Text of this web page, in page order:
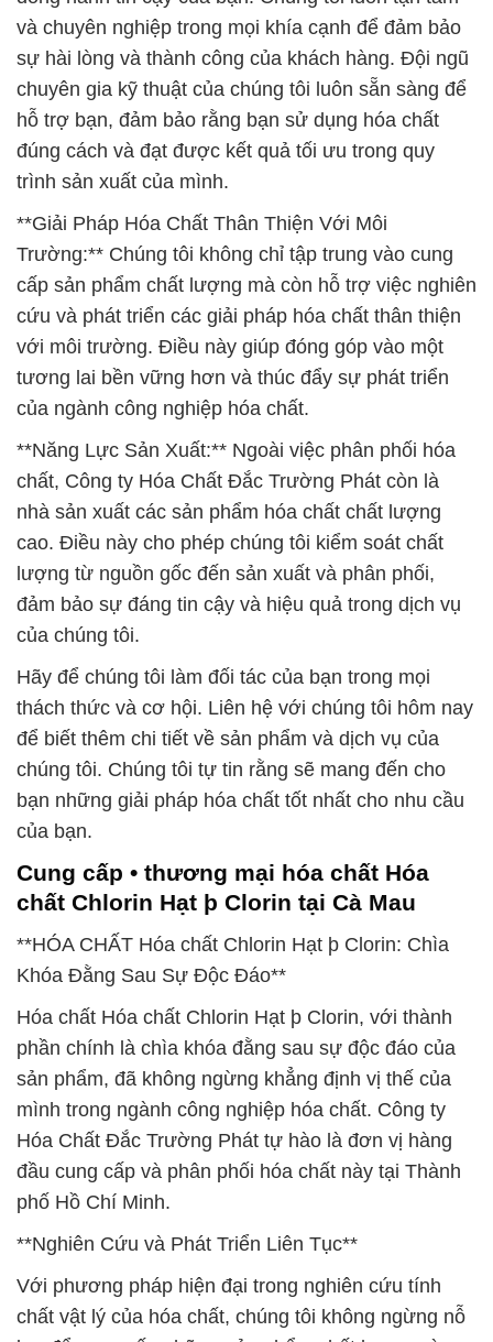
và chuyên nghiệp trong mọi khía cạnh để đảm bảo
sự hài lòng và thành công của khách hàng. Đội ngũ
chuyên gia kỹ thuật của chúng tôi luôn sẵn sàng để
hỗ trợ bạn, đảm bảo rằng bạn sử dụng hóa chất
đúng cách và đạt được kết quả tối ưu trong quy
trình sản xuất của mình.
**Giải Pháp Hóa Chất Thân Thiện Với Môi
Trường:** Chúng tôi không chỉ tập trung vào cung
cấp sản phẩm chất lượng mà còn hỗ trợ việc nghiên
cứu và phát triển các giải pháp hóa chất thân thiện
với môi trường. Điều này giúp đóng góp vào một
tương lai bền vững hơn và thúc đẩy sự phát triển
của ngành công nghiệp hóa chất.
**Năng Lực Sản Xuất:** Ngoài việc phân phối hóa
chất, Công ty Hóa Chất Đắc Trường Phát còn là
nhà sản xuất các sản phẩm hóa chất chất lượng
cao. Điều này cho phép chúng tôi kiểm soát chất
lượng từ nguồn gốc đến sản xuất và phân phối,
đảm bảo sự đáng tin cậy và hiệu quả trong dịch vụ
của chúng tôi.
Hãy để chúng tôi làm đối tác của bạn trong mọi
thách thức và cơ hội. Liên hệ với chúng tôi hôm nay
để biết thêm chi tiết về sản phẩm và dịch vụ của
chúng tôi. Chúng tôi tự tin rằng sẽ mang đến cho
bạn những giải pháp hóa chất tốt nhất cho nhu cầu
của bạn.
Cung cấp • thương mại hóa chất Hóa
chất Chlorin Hạt þ Clorin tại Cà Mau
**HÓA CHẤT Hóa chất Chlorin Hạt þ Clorin: Chìa
Khóa Đằng Sau Sự Độc Đáo**
Hóa chất Hóa chất Chlorin Hạt þ Clorin, với thành
phần chính là chìa khóa đằng sau sự độc đáo của
sản phẩm, đã không ngừng khẳng định vị thế của
mình trong ngành công nghiệp hóa chất. Công ty
Hóa Chất Đắc Trường Phát tự hào là đơn vị hàng
đầu cung cấp và phân phối hóa chất này tại Thành
phố Hồ Chí Minh.
**Nghiên Cứu và Phát Triển Liên Tục**
Với phương pháp hiện đại trong nghiên cứu tính
chất vật lý của hóa chất, chúng tôi không ngừng nỗ